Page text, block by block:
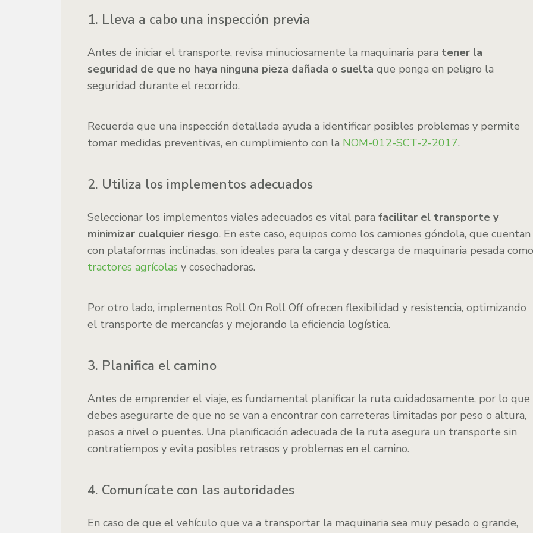
1. Lleva a cabo una inspección previa
Antes de iniciar el transporte, revisa minuciosamente la maquinaria para tener la
seguridad de que no haya ninguna pieza dañada o suelta que ponga en peligro la
seguridad durante el recorrido.
Recuerda que una inspección detallada ayuda a identificar posibles problemas y permite
tomar medidas preventivas, en cumplimiento con la NOM-012-SCT-2-2017.
2. Utiliza los implementos adecuados
Seleccionar los implementos viales adecuados es vital para facilitar el transporte y
minimizar cualquier riesgo. En este caso, equipos como los camiones góndola, que cuentan
con plataformas inclinadas, son ideales para la carga y descarga de maquinaria pesada como
tractores agrícolas y cosechadoras.
Por otro lado, implementos Roll On Roll Off ofrecen flexibilidad y resistencia, optimizando
el transporte de mercancías y mejorando la eficiencia logística.
3. Planifica el camino
Antes de emprender el viaje, es fundamental planificar la ruta cuidadosamente, por lo que
debes asegurarte de que no se van a encontrar con carreteras limitadas por peso o altura,
pasos a nivel o puentes. Una planificación adecuada de la ruta asegura un transporte sin
contratiempos y evita posibles retrasos y problemas en el camino.
4. Comunícate con las autoridades
En caso de que el vehículo que va a transportar la maquinaria sea muy pesado o grande,